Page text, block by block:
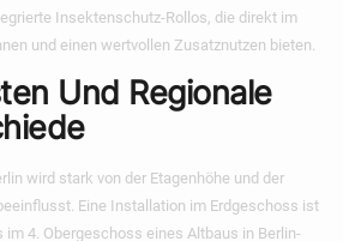
Insektenschutz-Rollos, die direkt im
und einen wertvollen Zusatznutzen bieten.
Und Regionale
wird stark von der Etagenhöhe und der
Eine Installation im Erdgeschoss ist
4. Obergeschoss eines Altbaus in Berlin-